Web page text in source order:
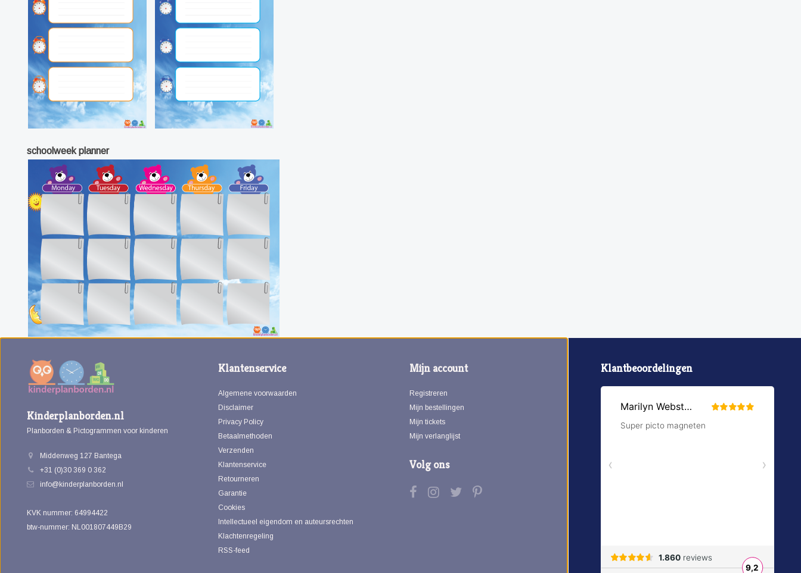
schoolweek planner
Kinderplanborden.nl
Planborden & Pictogrammen voor kinderen
Middenweg 127 Bantega
+31 (0)30 369 0 362
info@kinderplanborden.nl
KVK nummer: 64994422
btw-nummer: NL001807449B29
Klantenservice
Algemene voorwaarden
Disclaimer
Privacy Policy
Betaalmethoden
Verzenden
Klantenservice
Retourneren
Garantie
Cookies
Intellectueel eigendom en auteursrechten
Klachtenregeling
RSS-feed
Mijn account
Registreren
Mijn bestellingen
Mijn tickets
Mijn verlanglijst
Volg ons
Klantbeoordelingen